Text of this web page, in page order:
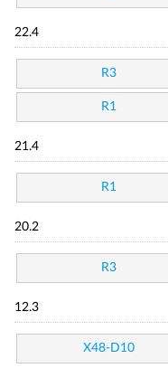
22.4
R3
R1
21.4
R1
20.2
R3
12.3
X48-D10